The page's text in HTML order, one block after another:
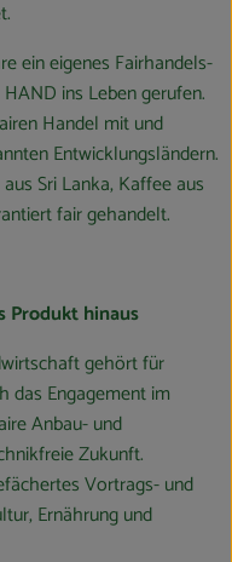
ein eigenes Fairhandels-
ins Leben gerufen.
Handel mit und
Entwicklungsländern.
Sri Lanka, Kaffee aus
fair gehandelt.
Produkt hinaus
gehört für
das Engagement im
Anbau- und
Zukunft.
Vortrags- und
Ernährung und